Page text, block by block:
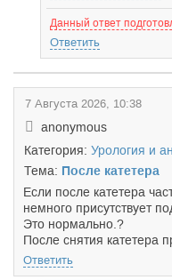
Данный ответ
Ответить
7 Августа 2026, 10:38
anonymous
Категория: Урология и
Тема: После катетера
Если после катетера
немного присутствует
Это нормально.?
После снятия катетера
Ответить